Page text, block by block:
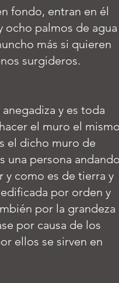
fondo, entran en él
ocho palmos de agua
más si quieren
surgideros.
y es toda
el muro el
el dicho muro de
una persona
y como es de tierra y
por orden y
por la grandeza
por causa de los
ellos se sirven en